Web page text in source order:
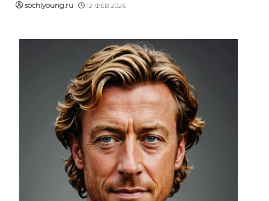
sochiyoung.ru 12 ФЕВ 2026